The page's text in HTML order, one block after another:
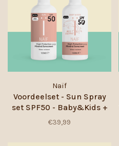
Naïf
Voordeelset - Sun Spray
set SPF50 - Baby&Kids +
Volwassenen
€39,99